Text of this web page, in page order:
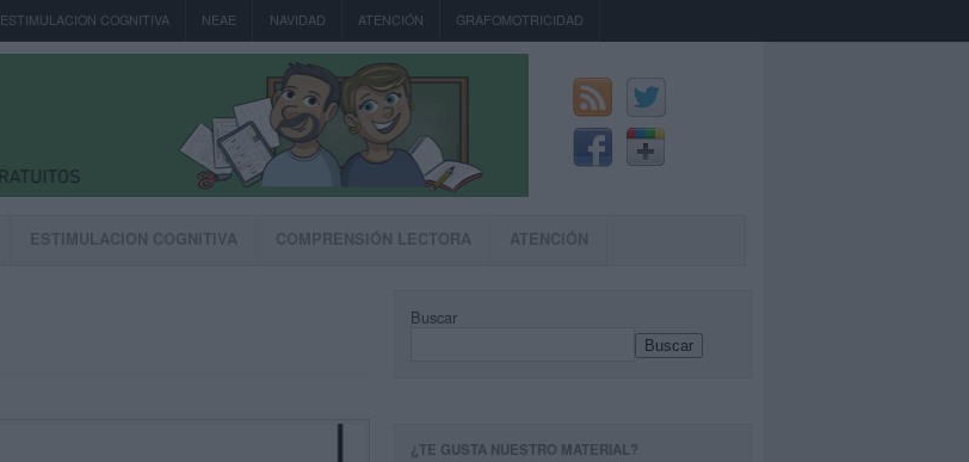
ESTIMULACION COGNITIVA NEAE NAVIDAD ATENCIÓN GRAFOMOTRICIDAD
ESTIMULACION COGNITIVA COMPRENSIÓN LECTORA ATENCIÓN
Buscar
Buscar
¿TE GUSTA NUESTRO MATERIAL?